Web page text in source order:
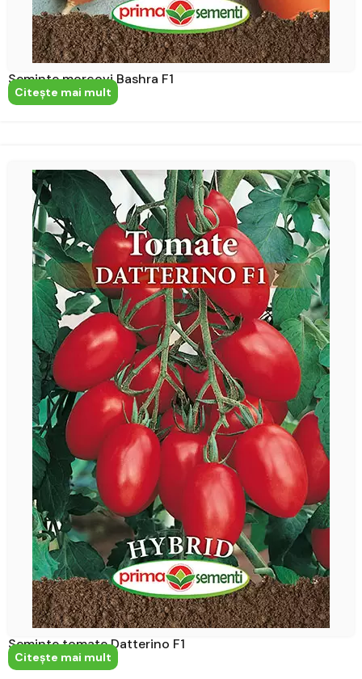
Seminte morcovi Bashra F1
Citeşte mai mult
Seminte tomate Datterino F1
Citeşte mai mult